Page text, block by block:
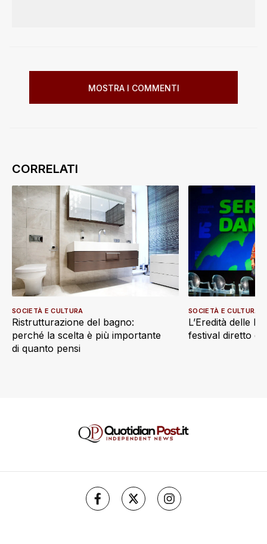
MOSTRA I COMMENTI
Ristrutturazione del bagno:
perché la scelta è più importante
di quanto pensi
SOCIETÀ E CULTURA
L’Eredità delle
festival diretto
SOCIETÀ E CULTURA